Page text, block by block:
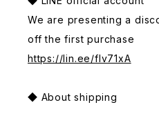
We are presenting a
off the first purchase
https://lin.ee/fIv71xA
◆ About shipping